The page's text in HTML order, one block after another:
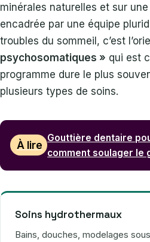
minérales naturelles et sur
encadrée par une équipe
troubles du sommeil, c’est
psychosomatiques » qui est
programme dure le plus
plusieurs types de soins.
À lire
Gouttière dentaire
comment soulager le
Soins hydrothermaux
Bains, douches, modelages